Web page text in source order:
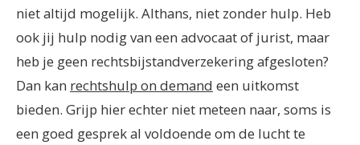
niet altijd mogelijk. Althans, niet zonder hulp. Heb
ook jij hulp nodig van een advocaat of jurist, maar
heb je geen rechtsbijstandverzekering afgesloten?
Dan kan rechtshulp on demand een uitkomst
bieden. Grijp hier echter niet meteen naar, soms is
een goed gesprek al voldoende om de lucht te